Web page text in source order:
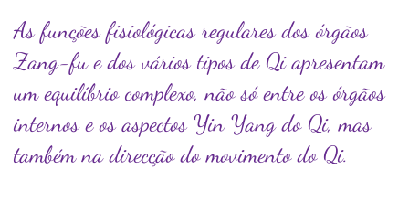
As funções fisiológicas regulares dos órgãos
Zang-fu e dos vários tipos de Qi apresentam
um equilíbrio complexo, não só entre os órgãos
internos e os aspectos Yin Yang do Qi, mas
também na direcção do movimento do Qi.